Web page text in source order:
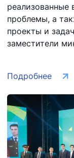
проблемы, а
проекты и
заместители
Подробнее